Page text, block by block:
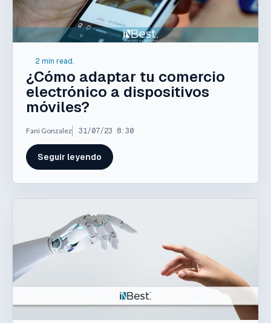
2 min read.
¿Cómo adaptar tu comercio
electrónico a dispositivos
móviles?
Fani Gonzalez 31/07/23 8:30
Seguir leyendo